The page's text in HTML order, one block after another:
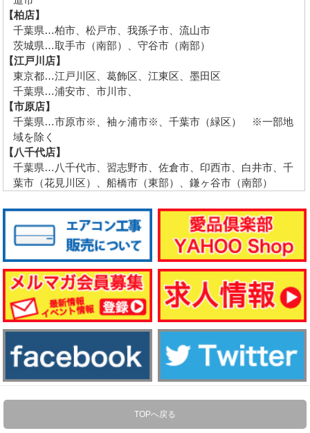
【柏店】
千葉県…柏市、松戸市、我孫子市、流山市
茨城県…取手市（南部）、守谷市（南部）
【江戸川店】
東京都…江戸川区、葛飾区、江東区、墨田区
千葉県…浦安市、市川市、
【市原店】
千葉県…市原市※、袖ヶ浦市※、千葉市（緑区） ※一部地
域を除く
【八千代店】
千葉県…八千代市、習志野市、佐倉市、印西市、白井市、千
葉市（花見川区）、船橋市（東部）、鎌ヶ谷市（南部）
TOPへ戻る